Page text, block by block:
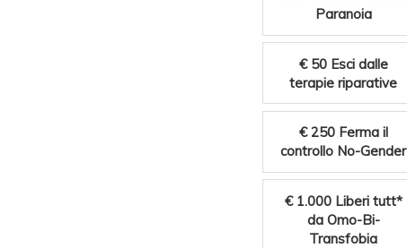
Paranoia
€ 50 Esci dalle
terapie riparative
€ 250 Ferma il
controllo No-Gender
€ 1.000 Liberi tutt*
da Omo-Bi-
Transfobia